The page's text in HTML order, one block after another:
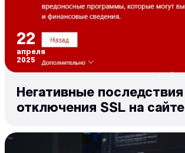
22
апреля
2025
Негативные последствия
отключения SSL на сайте